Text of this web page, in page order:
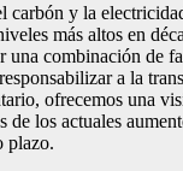
carbón y la
más altos en
una combinación de
a la
ofrecemos una
de los actuales
plazo.